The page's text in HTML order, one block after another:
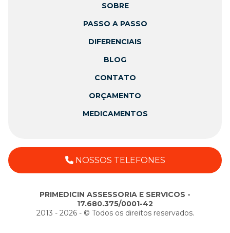
SOBRE
PASSO A PASSO
DIFERENCIAIS
BLOG
CONTATO
ORÇAMENTO
MEDICAMENTOS
NOSSOS TELEFONES
PRIMEDICIN ASSESSORIA E SERVICOS -
17.680.375/0001-42
2013 - 2026 - ©️ Todos os direitos reservados.